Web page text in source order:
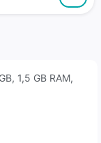
1,5 GB RAM,